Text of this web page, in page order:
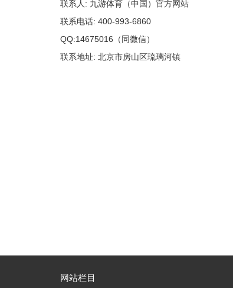
联系人: 九游体育（中国）官方网站
联系电话: 400-993-6860
QQ:14675016（同微信）
联系地址: 北京市房山区琉璃河镇
网站栏目